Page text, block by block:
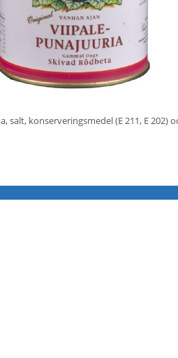
salt, konserveringsmedel (E 211, E 202)